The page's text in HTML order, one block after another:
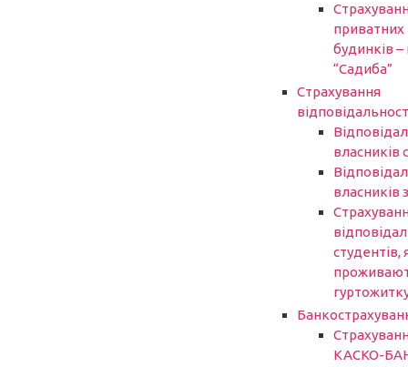
приватних
будинків –
“Садиба”
Страхування
власників
власників
студентів,
КАСКО-